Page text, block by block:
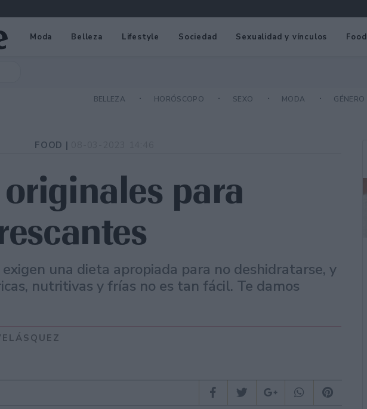
Moda Belleza Lifestyle Sociedad Sexualidad y vínculos Food
BELLEZA HORÓSCOPO SEXO MODA GÉNERO
FOOD |
para
una dieta apropiada para no deshidratarse, y
nutritivas y frías no es tan fácil. Te damos